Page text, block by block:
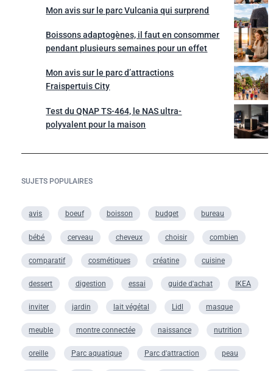
Mon avis sur le parc Vulcania qui surprend
Boissons adaptogènes, il faut en consommer
pendant plusieurs semaines pour un effet
Mon avis sur le parc d’attractions
Fraispertuis City
Test du QNAP TS-464, le NAS ultra-
polyvalent pour la maison
SUJETS POPULAIRES
avis boeuf boisson budget bureau
bébé cerveau cheveux choisir combien
comparatif cosmétiques créatine cuisine
dessert digestion essai guide d'achat IKEA
inviter jardin lait végétal Lidl masque
meuble montre connectée naissance nutrition
oreille Parc aquatique Parc d'attraction peau